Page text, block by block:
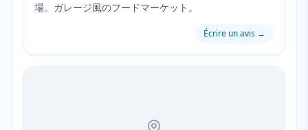
場。ガレージ風のフードマーケット。
Écrire un avis →